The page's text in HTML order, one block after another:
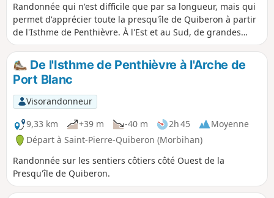
Randonnée qui n'est difficile que par sa longueur, mais qui
permet d'apprécier toute la presqu'île de Quiberon à partir
de l'Isthme de Penthièvre. À l'Est et au Sud, de grandes
plages pour se baigner et de nombreux bars et restaurants
pour se rafraichir et se restaurer. La côte sauvage, à l'Ouest,
porte bien son nom avec ses découpages rocheux, ses
multiples petites criques, ainsi que sa faune et sa flore à
préserver (zone de nidification d'espèces d'oiseaux rares en
Bretagne).
De l'Isthme de Penthièvre à l'Arche de
Port Blanc
Visorandonneur
9,33 km
+39 m -40 m 2h 45
Moyenne
Départ à Saint-Pierre-Quiberon (Morbihan)
Randonnée sur les sentiers côtiers côté Ouest de la
Presqu'île de Quiberon.